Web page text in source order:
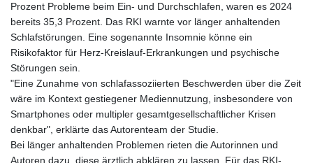
Prozent Probleme beim Ein- und Durchschlafen, waren es 2024
bereits 35,3 Prozent. Das RKI warnte vor länger anhaltenden
Schlafstörungen. Eine sogenannte Insomnie könne ein
Risikofaktor für Herz-Kreislauf-Erkrankungen und psychische
Störungen sein.
"Eine Zunahme von schlafassoziierten Beschwerden über die Zeit
wäre im Kontext gestiegener Mediennutzung, insbesondere von
Smartphones oder multipler gesamtgesellschaftlicher Krisen
denkbar", erklärte das Autorenteam der Studie.
Bei länger anhaltenden Problemen rieten die Autorinnen und
Autoren dazu, diese ärztlich abklären zu lassen. Für das RKI-